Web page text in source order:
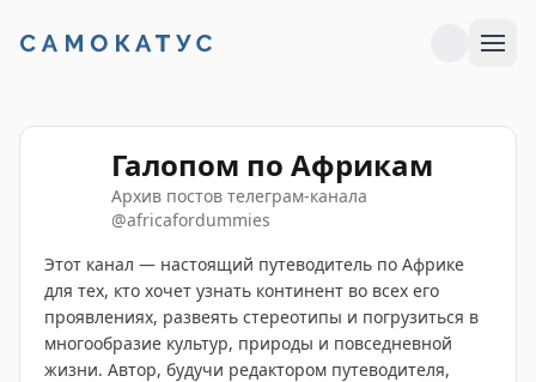
Галопом по Африкам
Архив постов телеграм-канала
@africafordummies
Этот канал — настоящий путеводитель по Африке
для тех, кто хочет узнать континент во всех его
проявлениях, развеять стереотипы и погрузиться в
многообразие культур, природы и повседневной
жизни. Автор, будучи редактором путеводителя,